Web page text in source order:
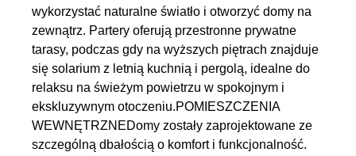
wykorzystać naturalne światło i otworzyć domy na
zewnątrz. Partery oferują przestronne prywatne
tarasy, podczas gdy na wyższych piętrach znajduje
się solarium z letnią kuchnią i pergolą, idealne do
relaksu na świeżym powietrzu w spokojnym i
ekskluzywnym otoczeniu.POMIESZCZENIA
WEWNĘTRZNEDomy zostały zaprojektowane ze
szczególną dbałością o komfort i funkcjonalność.